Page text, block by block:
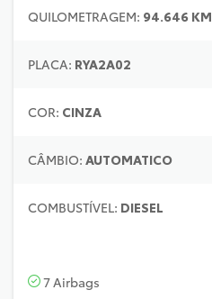
QUILOMETRAGEM: 94.646 KM
PLACA: RYA2A02
COR: CINZA
CÂMBIO: AUTOMATICO
COMBUSTÍVEL: DIESEL
7 Airbags